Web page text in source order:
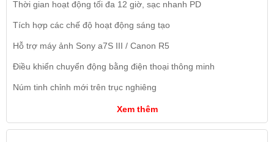
Thời gian hoạt động tối đa 12 giờ, sạc nhanh PD
Tích hợp các chế độ hoạt động sáng tạo
Hỗ trợ máy ảnh Sony a7S III / Canon R5
Điều khiển chuyển động bằng điện thoại thông minh
Núm tinh chỉnh mới trên trục nghiêng
Xem thêm